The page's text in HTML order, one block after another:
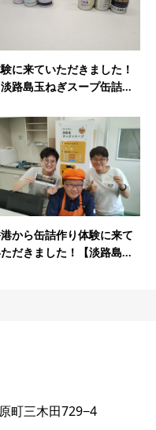
に来ていただきました！
淡路島玉ねぎスープ缶詰...
から缶詰作り体験に来て
だきました！【淡路島...
町三木田729−4